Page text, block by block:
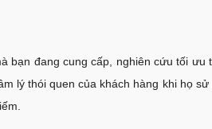
bạn đang cung cấp, nghiên cứu tối
lý thói quen của khách hàng khi họ